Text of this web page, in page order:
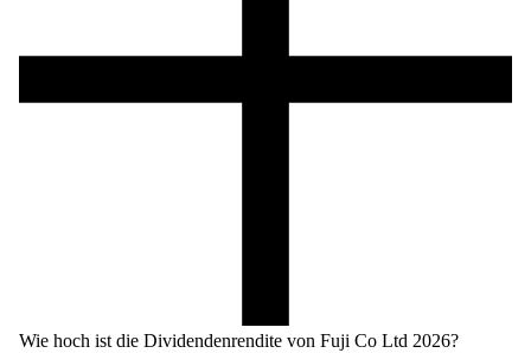
Wie hoch ist die Dividendenrendite von Fuji Co Ltd 2026?